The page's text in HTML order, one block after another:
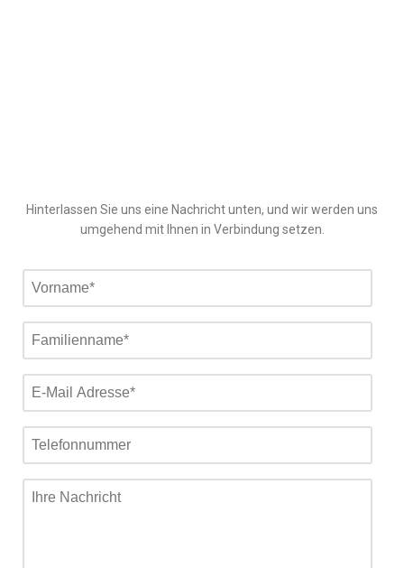
Hinterlassen Sie uns eine Nachricht unten, und wir werden uns
umgehend mit Ihnen in Verbindung setzen.